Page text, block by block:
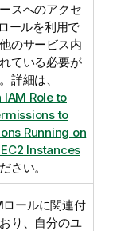
スへのアクセ
ールを利用で
のサービス内
ている必要が
詳細は、
IAM Role to
to
Running on
Instances
さい。
ールに関連付
り、自分のユ